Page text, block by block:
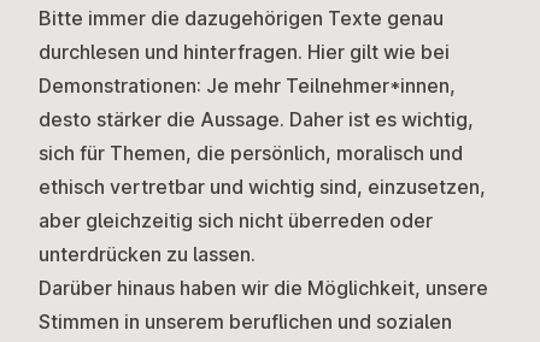
Bitte immer die dazugehörigen Texte genau
durchlesen und hinterfragen. Hier gilt wie bei
Demonstrationen: Je mehr Teilnehmer*innen,
desto stärker die Aussage. Daher ist es wichtig,
sich für Themen, die persönlich, moralisch und
ethisch vertretbar und wichtig sind, einzusetzen,
aber gleichzeitig sich nicht überreden oder
unterdrücken zu lassen.
Darüber hinaus haben wir die Möglichkeit, unsere
Stimmen in unserem beruflichen und sozialen